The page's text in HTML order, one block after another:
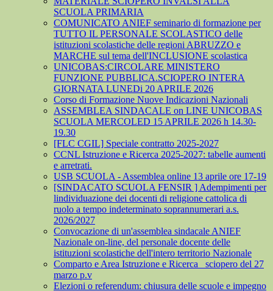
SCUOLA PRIMARIA
COMUNICATO ANIEF seminario di formazione per
TUTTO IL PERSONALE SCOLASTICO delle
istituzioni scolastiche delle regioni ABRUZZO e
MARCHE sul tema dell'INCLUSIONE scolastica
UNICOBAS:CIRCOLARE MINISTERO
FUNZIONE PUBBLICA.SCIOPERO INTERA
GIORNATA LUNEDi 20 APRILE 2026
Corso di Formazione Nuove Indicazioni Nazionali
ASSEMBLEA SINDACALE on LINE UNICOBAS
SCUOLA MERCOLED 15 APRILE 2026 h 14.30-
19.30
[FLC CGIL] Speciale contratto 2025-2027
CCNL Istruzione e Ricerca 2025-2027: tabelle aumenti
e arretrati.
USB SCUOLA - Assemblea online 13 aprile ore 17-19
[SINDACATO SCUOLA FENSIR ] Adempimenti per
lindividuazione dei docenti di religione cattolica di
ruolo a tempo indeterminato soprannumerari a.s.
2026/2027
Convocazione di un'assemblea sindacale ANIEF
Nazionale on-line, del personale docente delle
istituzioni scolastiche dell'intero territorio Nazionale
Comparto e Area Istruzione e Ricerca_ sciopero del 27
marzo p.v
Elezioni o referendum: chiusura delle scuole e impegno